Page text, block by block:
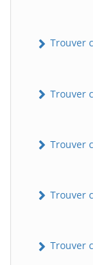
Trouver
Trouver
Trouver
Trouver
Trouver